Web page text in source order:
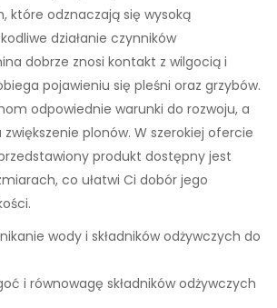
które odznaczają się wysoką
działanie czynników
dobrze znosi kontakt z wilgocią i
pojawieniu się pleśni oraz grzybów.
odpowiednie warunki do rozwoju, a
plonów. W szerokiej ofercie
produkt dostępny jest
co ułatwi Ci dobór jego
wody i składników odżywczych do
i równowagę składników odżywczych